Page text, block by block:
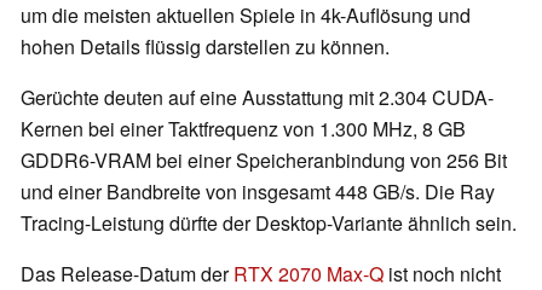
um die meisten aktuellen Spiele in 4k-Auflösung und
hohen Details flüssig darstellen zu können.
Gerüchte deuten auf eine Ausstattung mit 2.304 CUDA-
Kernen bei einer Taktfrequenz von 1.300 MHz, 8 GB
GDDR6-VRAM bei einer Speicheranbindung von 256 Bit
und einer Bandbreite von insgesamt 448 GB/s. Die Ray
Tracing-Leistung dürfte der Desktop-Variante ähnlich sein.
Das Release-Datum derRTX 2070 Max-Q ist noch nicht